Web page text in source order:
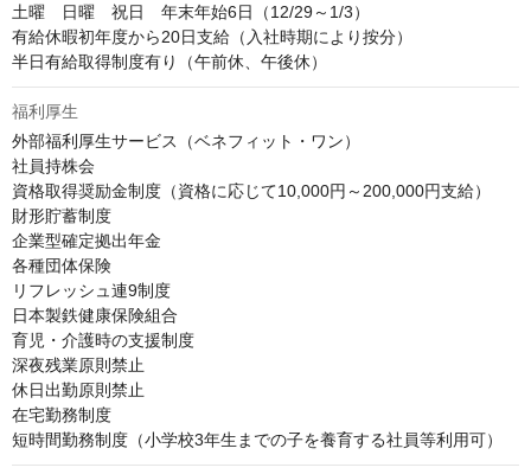
土曜　日曜　祝日　年末年始6日（12/29～1/3）
有給休暇初年度から20日支給（入社時期により按分）
半日有給取得制度有り（午前休、午後休）
福利厚生
外部福利厚生サービス（ベネフィット・ワン）
社員持株会
資格取得奨励金制度（資格に応じて10,000円～200,000円支給）
財形貯蓄制度
企業型確定拠出年金
各種団体保険
リフレッシュ連9制度
日本製鉄健康保険組合
育児・介護時の支援制度
深夜残業原則禁止
休日出勤原則禁止
在宅勤務制度
短時間勤務制度（小学校3年生までの子を養育する社員等利用可）